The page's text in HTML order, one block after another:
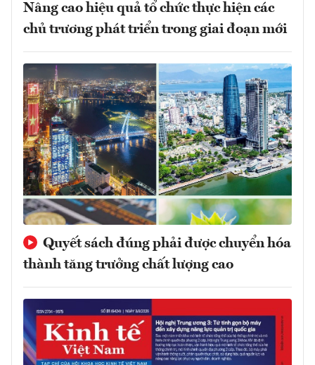
Nâng cao hiệu quả tổ chức thực hiện các
chủ trương phát triển trong giai đoạn mới
Quyết sách đúng phải được chuyển hóa
thành tăng trưởng chất lượng cao